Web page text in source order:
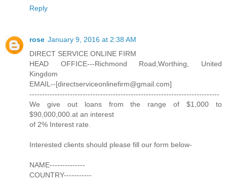
Reply
rose January 9, 2016 at 2:38 AM
DIRECT SERVICE ONLINE FIRM
HEAD OFFICE---Richmond Road,Worthing, United
Kingdom
EMAIL--[directserviceonlinefirm@gmail.com]
---------------------------------------------------------------------------
We give out loans from the range of $1,000 to
$90,000,000.at an interest
of 2% Interest rate.
Interested clients should please fill our form below-
NAME--------------
COUNTRY-----------